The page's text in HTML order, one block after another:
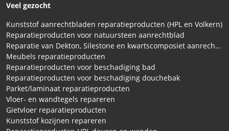
Veel gezocht
Kunststof aanrechtbladen reparatieproducten (HPL en Volkern)
Reparatieproducten voor natuursteen aanrechtblad
Reparatie van Dekton, Silestone en kwartscomposiet aanrechtbladen
Meubels reparatieproducten
Reparatieproducten voor beschadiging bad
Reparatieproducten voor beschadiging douchebak
Parket/laminaat reparatieproducten
Vloer- en wandtegels repareren
Gietvloer reparatieproducten
Kunststof kozijnen repareren